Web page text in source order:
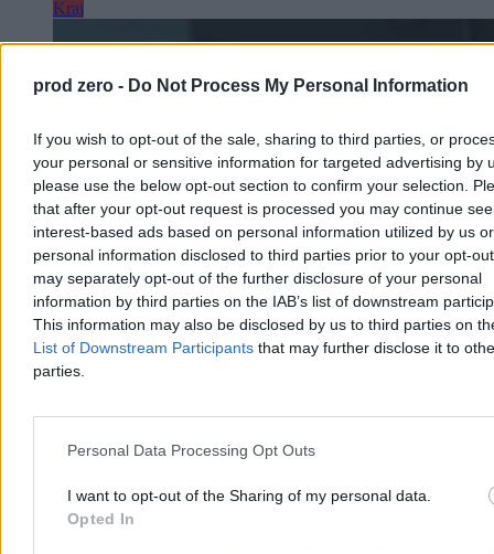
prod zero - Do Not Process My Personal Information
If you wish to opt-out of the sale, sharing to third parties, or
your personal or sensitive information for targeted advertising by
please use the below opt-out section to confirm your selection.
that after your opt-out request is processed you may continue
interest-based ads based on personal information utilized by us or
personal information disclosed to third parties prior to your opt-
may separately opt-out of the further disclosure of your personal
information by third parties on the IAB’s list of downstream
This information may also be disclosed by us to third parties on
List of Downstream Participants that may further disclose it to
parties.
Personal Data Processing Opt Outs
I want to opt-out of the Sharing of my personal data.
Opted In
Kraj
To najlepszy prezydent od 1989 roku?
Jednoznaczny wynik sondażu
44,7 proc. Polaków uważa, że dotychczas najlepszym prezydentem
Polski po 1989 r. był Aleksander Kwaśniewski – wynika z sondażu
przeprowadzonego dla Wirtualnej Polski. Najgorzej w badaniu